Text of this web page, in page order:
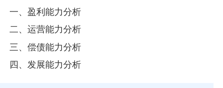
一、盈利能力分析
二、运营能力分析
三、偿债能力分析
四、发展能力分析